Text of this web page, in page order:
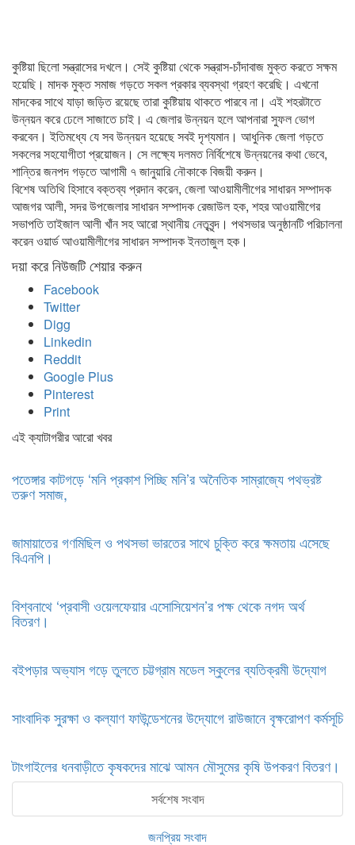
কুষ্টিয়া ছিলো সন্ত্রাসের দখলে। সেই কুষ্টিয়া থেকে সন্ত্রাস-চাঁদাবাজ মুক্ত করতে সক্ষম
হয়েছি। মাদক মুক্ত সমাজ গড়তে সকল প্রকার ব্যবস্থা গ্রহণ করেছি। এখনো
মাদকের সাথে যাড়া জড়িত রয়েছে তারা কুষ্টিয়ায় থাকতে পারবে না। এই শহরটাতে
উন্নয়ন করে ঢেলে সাজাতে চাই। এ জেলার উন্নয়ন হলে আপনারা সুফল ভোগ
করবেন। ইতিমধ্যে যে সব উন্নয়ন হয়েছে সবই দৃশ্যমান। আধুনিক জেলা গড়তে
সকলের সহযোগীতা প্রয়োজন। সে লক্ষ্যে দলমত নির্বিশেষে উন্নয়নের কথা ভেবে,
শান্তির জনপদ গড়তে আগামী ৭ জানুয়ারি নৌকাকে বিজয়ী করুন।
বিশেষ অতিথি হিসাবে বক্তব্য প্রদান করেন, জেলা আওয়ামীলীগের সাধারন সম্পাদক
আজগর আলী, সদর উপজেলার সাধারন সম্পাদক রেজাউল হক, শহর আওয়ামীগের
সভাপতি তাইজাল আলী খাঁন সহ আরো স্থানীয় নেতৃবৃন্দ। পথসভার অনুষ্ঠানটি পরিচালনা
করেন ওয়ার্ড আওয়ামীলীগের সাধারন সম্পাদক ইনতাজুল হক।
দয়া করে নিউজটি শেয়ার করুন
Facebook
Twitter
Digg
Linkedin
Reddit
Google Plus
Pinterest
Print
এই ক্যাটাগরীর আরো খবর
পতেঙ্গার কাটগড়ে ‘মনি প্রকাশ পিচ্ছি মনি’র অনৈতিক সাম্রাজ্যে পথভ্রষ্ট
তরুণ সমাজ,
জামায়াতের গণমিছিল ও পথসভা ভারতের সাথে চুক্তি করে ক্ষমতায় এসেছে
বিএনপি।
বিশ্বনাথে ‘প্রবাসী ওয়েলফেয়ার এসোসিয়েশন’র পক্ষ থেকে নগদ অর্থ
বিতরণ।
বইপড়ার অভ্যাস গড়ে তুলতে চট্টগ্রাম মডেল স্কুলের ব্যতিক্রমী উদ্যোগ
সাংবাদিক সুরক্ষা ও কল্যাণ ফাউন্ডেশনের উদ্যোগে রাউজানে বৃক্ষরোপণ কর্মসূচি
টাংগাইলের ধনবাড়ীতে কৃষকদের মাঝে আমন মৌসুমের কৃষি উপকরণ বিতরণ।
সর্বশেষ সংবাদ
জনপ্রিয় সংবাদ